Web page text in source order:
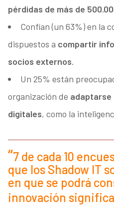
pérdidas de más de
Confían (un 63%) en la
dispuestos a compartir
socios externos.
Un 25% están
organización de adaptarse
digitales, como la
7 de cada 10
que los Shadow IT
en que se podrá
innovación